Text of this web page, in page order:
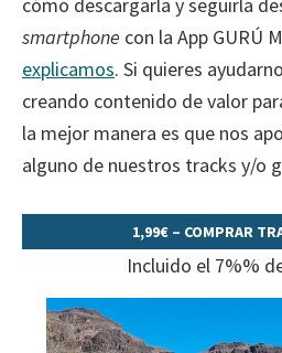
smartphone con la App GURÚ
explicamos. Si quieres
creando contenido de valor
la mejor manera es que nos
alguno de nuestros tracks y/o
1,99€ – COMPRAR
Incluido el 7%%